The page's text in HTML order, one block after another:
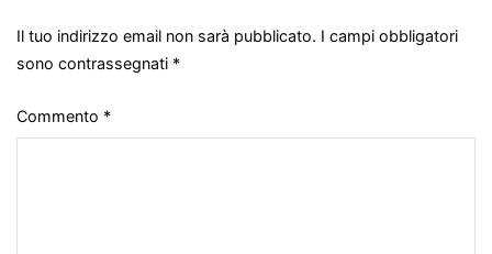
Il tuo indirizzo email non sarà pubblicato. I campi obbligatori
sono contrassegnati *
Commento *